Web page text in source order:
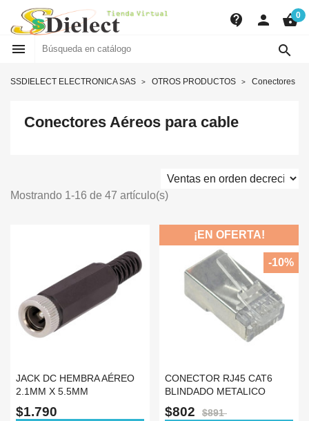
contact_support person shopping_basket0
 
SSDIELECT ELECTRONICA SAS OTROS PRODUCTOS Conectores
Conectores Aéreos para cable
Mostrando 1-16 de 47 artículo(s)
JACK DC HEMBRA AÉREO
2.1MM X 5.5MM
CONECTOR PLUG
$1.790
CONECTOR RJ45 CAT6
BLINDADO METALICO
CABLE UTP RED DATOS
$802 $891
¡EN OFERTA!
-10%